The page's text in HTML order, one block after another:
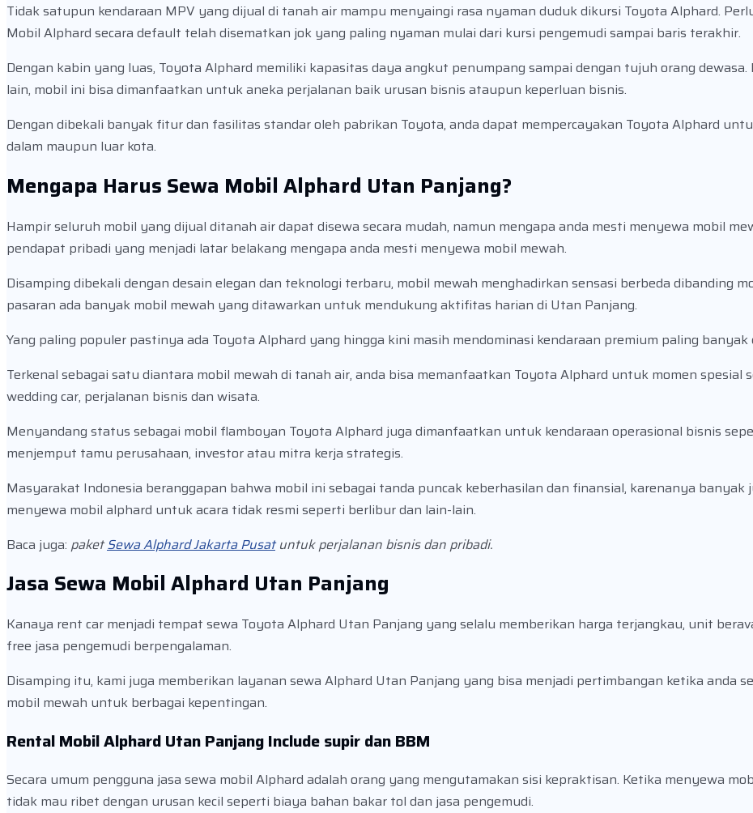
Tidak satupun kendaraan MPV yang dijual di tanah air mampu menyaingi rasa nyaman duduk dikursi Toyota Alphard.
Mobil Alphard secara default telah disematkan jok yang paling nyaman mulai dari kursi pengemudi sampai baris terakhir.
Dengan kabin yang luas, Toyota Alphard memiliki kapasitas daya angkut penumpang sampai dengan tujuh orang dewasa.
lain, mobil ini bisa dimanfaatkan untuk aneka perjalanan baik urusan bisnis ataupun keperluan bisnis.
Dengan dibekali banyak fitur dan fasilitas standar oleh pabrikan Toyota, anda dapat mempercayakan Toyota Alphard
dalam maupun luar kota.
Mengapa Harus Sewa Mobil Alphard Utan Panjang?
Hampir seluruh mobil yang dijual ditanah air dapat disewa secara mudah, namun mengapa anda mesti menyewa mobil
pendapat pribadi yang menjadi latar belakang mengapa anda mesti menyewa mobil mewah.
Disamping dibekali dengan desain elegan dan teknologi terbaru, mobil mewah menghadirkan sensasi berbeda dibanding
pasaran ada banyak mobil mewah yang ditawarkan untuk mendukung aktifitas harian di Utan Panjang.
Yang paling populer pastinya ada Toyota Alphard yang hingga kini masih mendominasi kendaraan premium paling banyak
Terkenal sebagai satu diantara mobil mewah di tanah air, anda bisa memanfaatkan Toyota Alphard untuk momen spesial
wedding car, perjalanan bisnis dan wisata.
Menyandang status sebagai mobil flamboyan Toyota Alphard juga dimanfaatkan untuk kendaraan operasional bisnis
menjemput tamu perusahaan, investor atau mitra kerja strategis.
Masyarakat Indonesia beranggapan bahwa mobil ini sebagai tanda puncak keberhasilan dan finansial, karenanya banyak
menyewa mobil alphard untuk acara tidak resmi seperti berlibur dan lain-lain.
Baca juga: paketSewa Alphard Jakarta Pusatuntuk perjalanan bisnis dan pribadi.
Jasa Sewa Mobil Alphard Utan Panjang
Kanaya rent car menjadi tempat sewa Toyota Alphard Utan Panjang yang selalu memberikan harga terjangkau, unit
free jasa pengemudi berpengalaman.
Disamping itu, kami juga memberikan layanan sewa Alphard Utan Panjang yang bisa menjadi pertimbangan ketika anda
mobil mewah untuk berbagai kepentingan.
Rental Mobil Alphard Utan Panjang Include supir dan BBM
Secara umum pengguna jasa sewa mobil Alphard adalah orang yang mengutamakan sisi kepraktisan. Ketika menyewa
tidak mau ribet dengan urusan kecil seperti biaya bahan bakar tol dan jasa pengemudi.